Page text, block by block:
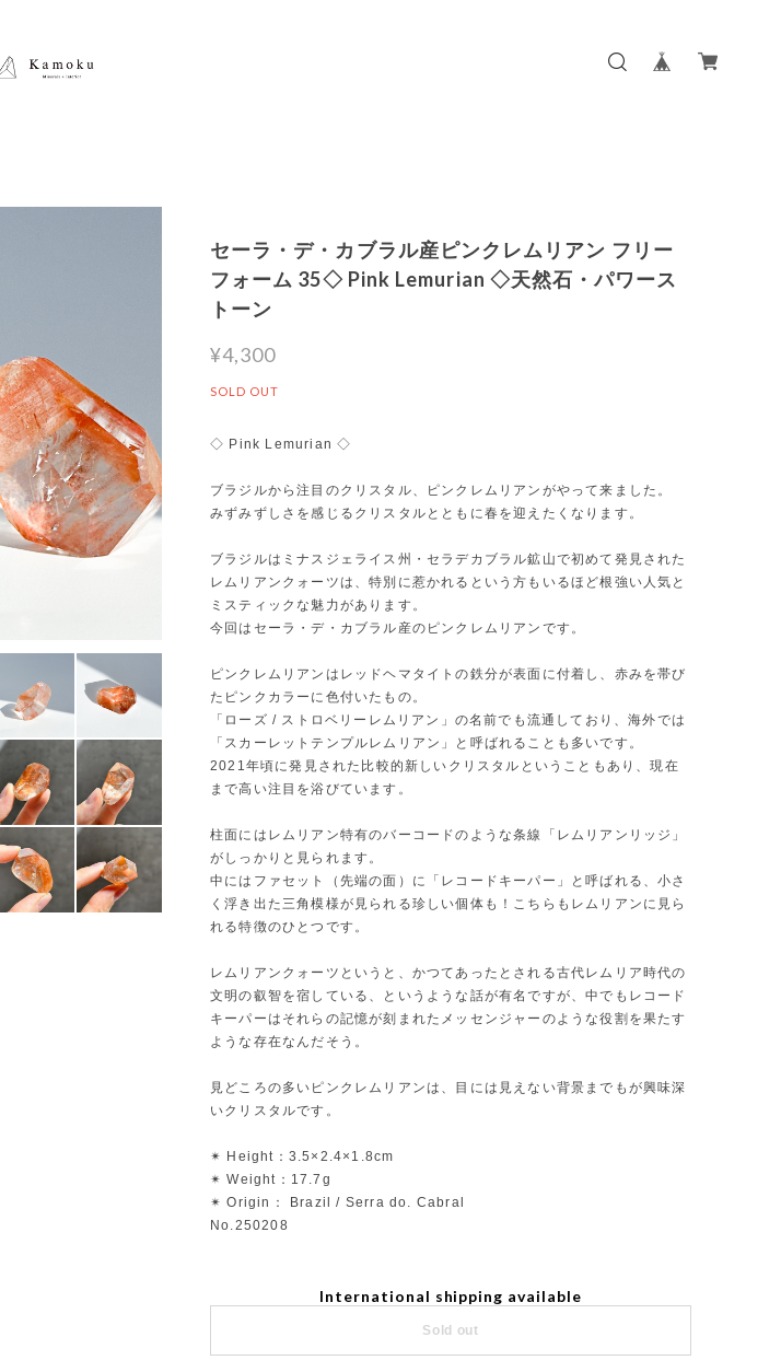
セーラ・デ・カブラル産ピンクレムリアン フリー
フォーム 35◇ Pink Lemurian ◇天然石・パワース
トーン
¥4,300
SOLD OUT
◇ Pink Lemurian ◇
ブラジルから注目のクリスタル、ピンクレムリアンがやって来ました。
みずみずしさを感じるクリスタルとともに春を迎えたくなります。
ブラジルはミナスジェライス州・セラデカブラル鉱山で初めて発見された
レムリアンクォーツは、特別に惹かれるという方もいるほど根強い人気と
ミスティックな魅力があります。
今回はセーラ・デ・カブラル産のピンクレムリアンです。
ピンクレムリアンはレッドヘマタイトの鉄分が表面に付着し、赤みを帯び
たピンクカラーに色付いたもの。
「ローズ / ストロベリーレムリアン」の名前でも流通しており、海外では
「スカーレットテンプルレムリアン」と呼ばれることも多いです。
2021年頃に発見された比較的新しいクリスタルということもあり、現在
まで高い注目を浴びています。
柱面にはレムリアン特有のバーコードのような条線「レムリアンリッジ」
がしっかりと見られます。
中にはファセット（先端の面）に「レコードキーパー」と呼ばれる、小さ
く浮き出た三角模様が見られる珍しい個体も！こちらもレムリアンに見ら
れる特徴のひとつです。
レムリアンクォーツというと、かつてあったとされる古代レムリア時代の
文明の叡智を宿している、というような話が有名ですが、中でもレコード
キーパーはそれらの記憶が刻まれたメッセンジャーのような役割を果たす
ような存在なんだそう。
見どころの多いピンクレムリアンは、目には見えない背景までもが興味深
いクリスタルです。
✴︎ Height：3.5×2.4×1.8cm
✴︎ Weight：17.7g
✴︎ Origin： Brazil / Serra do. Cabral
No.250208
International shipping available
Sold out